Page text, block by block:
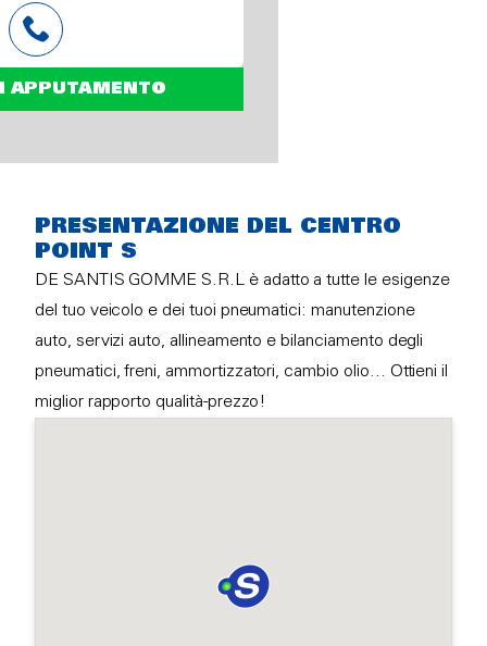
APPUTAMENTO
PRESENTAZIONE DEL CENTRO
POINT S
DE SANTIS GOMME S.R.L è adatto a tutte le esigenze
del tuo veicolo e dei tuoi pneumatici: manutenzione
auto, servizi auto, allineamento e bilanciamento degli
pneumatici, freni, ammortizzatori, cambio olio… Ottieni il
miglior rapporto qualità-prezzo!